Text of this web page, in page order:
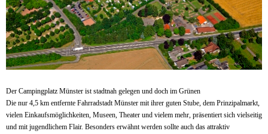
Der Campingplatz Münster ist stadtnah gelegen und doch im Grünen
Die nur 4,5 km entfernte Fahrradstadt Münster mit ihrer guten Stube, dem Prinzipalmarkt,
vielen Einkaufsmöglichkeiten, Museen, Theater und vielem mehr, präsentiert sich vielseitig
und mit jugendlichem Flair. Besonders erwähnt werden sollte auch das attraktiv